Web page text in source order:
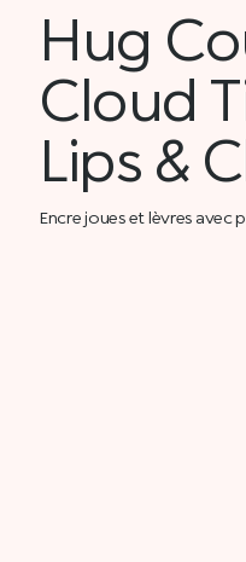
Hug
Cloud
Lips &
Encre joues et lèvres avec